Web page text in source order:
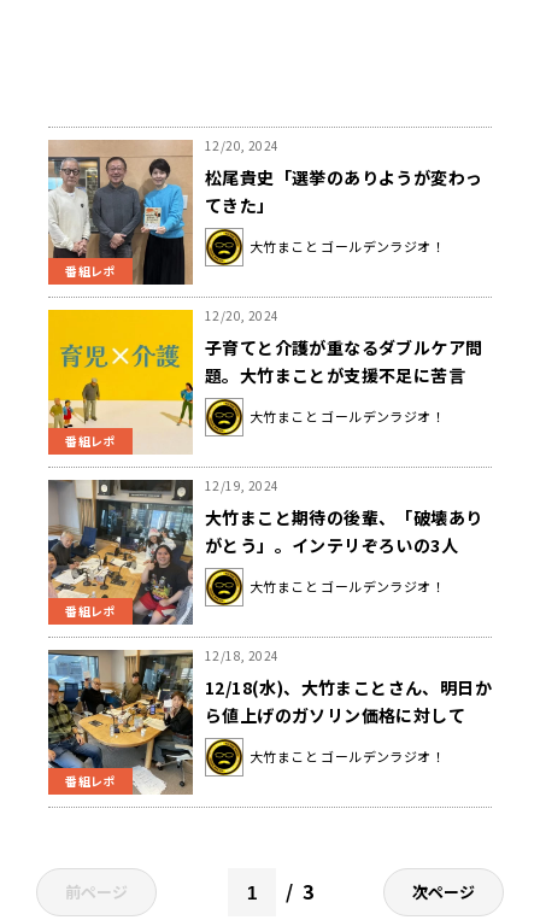
番組レポ
12/20, 2024
松尾貴史「選挙のありようが変わっ
てきた」
大竹まこと ゴールデンラジオ！
番組レポ
12/20, 2024
子育てと介護が重なるダブルケア問
題。大竹まことが支援不足に苦言
大竹まこと ゴールデンラジオ！
番組レポ
12/19, 2024
大竹まこと期待の後輩、「破壊あり
がとう」。インテリぞろいの3人
組？
大竹まこと ゴールデンラジオ！
番組レポ
12/18, 2024
12/18(水)、大竹まことさん、明日か
ら値上げのガソリン価格に対して
「腹立たしい！」と怒りをあらわ
に！
大竹まこと ゴールデンラジオ！
前ページ 3 次ページ